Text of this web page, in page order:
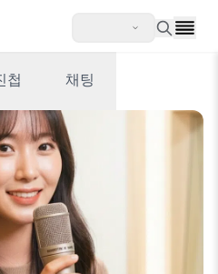
첩 채팅